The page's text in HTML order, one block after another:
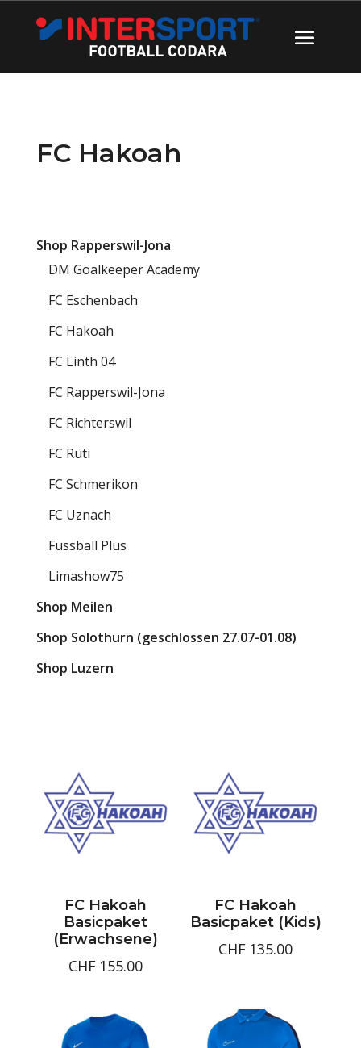
FC Hakoah
Shop Rapperswil-Jona
DM Goalkeeper Academy
FC Eschenbach
FC Hakoah
FC Linth 04
FC Rapperswil-Jona
FC Richterswil
FC Rüti
FC Schmerikon
FC Uznach
Fussball Plus
Limashow75
Shop Meilen
Shop Solothurn (geschlossen 27.07-01.08)
Shop Luzern
FC Hakoah
Basicpaket
(Erwachsene)
CHF 155.00
FC Hakoah
Basicpaket (Kids)
CHF 135.00